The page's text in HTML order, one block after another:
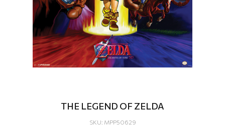
THE LEGEND OF ZELDA
SKU: MPP50629